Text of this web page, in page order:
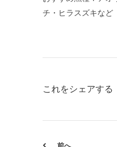
チ・ヒラスズキなど
これをシェアする